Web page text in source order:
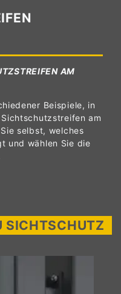
AM
Beispiele, in
am
selbst, welches
und wählen Sie die
SICHTSCHUTZ